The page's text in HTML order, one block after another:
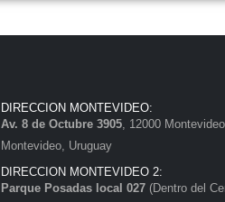
DIRECCION MONTEVIDEO:
Av. 8 de Octubre 3905, 12000
Montevideo, Uruguay
DIRECCION MONTEVIDEO 2:
Parque Posadas local 027 (Dentro del